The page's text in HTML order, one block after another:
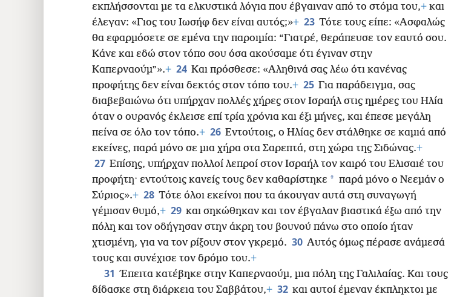
εκπλήσσονται με τα ελκυστικά λόγια που έβγαιναν από το στόμα του,+ και
έλεγαν: «Γιος του Ιωσήφ δεν είναι αυτός;»+ 23 Τότε τους είπε: «Ασφαλώς
θα εφαρμόσετε σε εμένα την παροιμία: “Γιατρέ, θεράπευσε τον εαυτό σου.
Κάνε και εδώ στον τόπο σου όσα ακούσαμε ότι έγιναν στην
Καπερναούμ”».+ 24 Και πρόσθεσε: «Αληθινά σας λέω ότι κανένας
προφήτης δεν είναι δεκτός στον τόπο του.+ 25 Για παράδειγμα, σας
διαβεβαιώνω ότι υπήρχαν πολλές χήρες στον Ισραήλ στις ημέρες του Ηλία
όταν ο ουρανός έκλεισε επί τρία χρόνια και έξι μήνες, και έπεσε μεγάλη
πείνα σε όλο τον τόπο.+ 26 Εντούτοις, ο Ηλίας δεν στάλθηκε σε καμιά από
εκείνες, παρά μόνο σε μια χήρα στα Σαρεπτά, στη χώρα της Σιδώνας.+
27 Επίσης, υπήρχαν πολλοί λεπροί στον Ισραήλ τον καιρό του Ελισαιέ του
προφήτη· εντούτοις κανείς τους δεν καθαρίστηκε * παρά μόνο ο Νεεμάν ο
Σύριος».+ 28 Τότε όλοι εκείνοι που τα άκουγαν αυτά στη συναγωγή
γέμισαν θυμό,+ 29 και σηκώθηκαν και τον έβγαλαν βιαστικά έξω από την
πόλη και τον οδήγησαν στην άκρη του βουνού πάνω στο οποίο ήταν
χτισμένη, για να τον ρίξουν στον γκρεμό. 30 Αυτός όμως πέρασε ανάμεσά
τους και συνέχισε τον δρόμο του.+
31 Έπειτα κατέβηκε στην Καπερναούμ, μια πόλη της Γαλιλαίας. Και τους
δίδασκε στη διάρκεια του Σαββάτου,+ 32 και αυτοί έμεναν έκπληκτοι με